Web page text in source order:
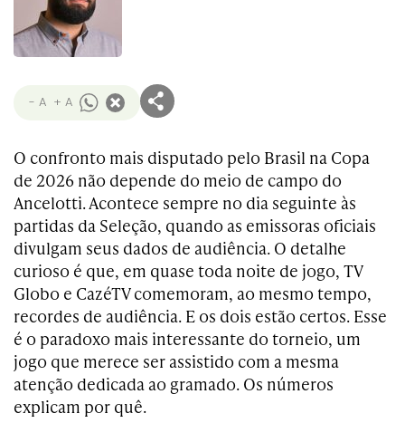
- A + A
O confronto mais disputado pelo Brasil na Copa
de 2026 não depende do meio de campo do
Ancelotti. Acontece sempre no dia seguinte às
partidas da Seleção, quando as emissoras oficiais
divulgam seus dados de audiência. O detalhe
curioso é que, em quase toda noite de jogo, TV
Globo e CazéTV comemoram, ao mesmo tempo,
recordes de audiência. E os dois estão certos. Esse
é o paradoxo mais interessante do torneio, um
jogo que merece ser assistido com a mesma
atenção dedicada ao gramado. Os números
explicam por quê.